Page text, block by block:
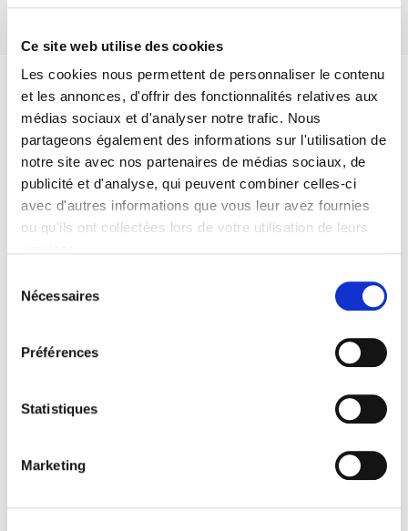
Ce site web utilise des cookies
Les cookies nous permettent de personnaliser le contenu
et les annonces, d'offrir des fonctionnalités relatives aux
médias sociaux et d'analyser notre trafic. Nous
partageons également des informations sur l'utilisation de
notre site avec nos partenaires de médias sociaux, de
publicité et d'analyse, qui peuvent combiner celles-ci
avec d'autres informations que vous leur avez fournies
ou qu'ils ont collectées lors de votre utilisation de leurs
Nécessaires
Préférences
Statistiques
Marketing
Specifications
Formats
Contents
Specifications
Publisher
Editorial coordination by
Laure Bonnaud
Sociologies pratiques (2010-2024)
12959278
French